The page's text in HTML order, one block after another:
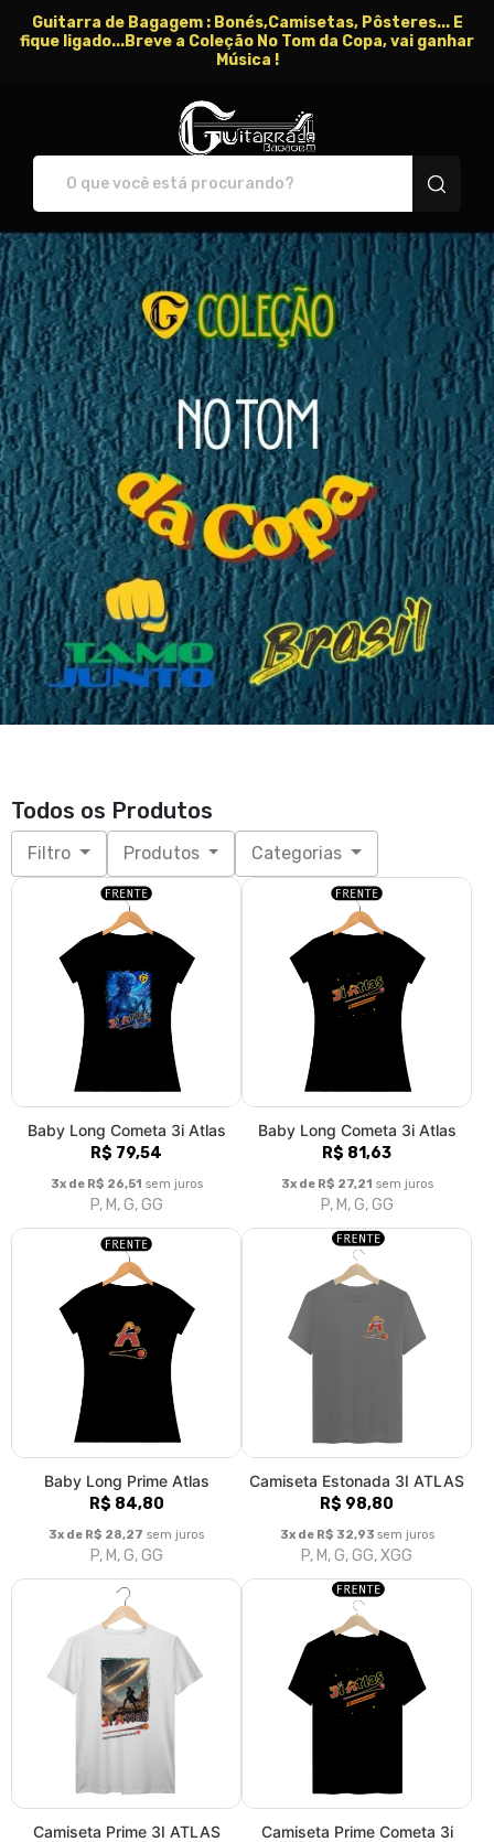
Guitarra de Bagagem : Bonés,Camisetas, Pôsteres... E
fique ligado...Breve a Coleção No Tom da Copa, vai ganhar
Música !
Todos os Produtos
Filtro Produtos Categorias
Baby Long Cometa 3i Atlas
R$ 79,54
3x de R$ 26,51 sem juros
P, M, G, GG
Baby Long Cometa 3i Atlas
R$ 81,63
3x de R$ 27,21 sem juros
P, M, G, GG
Baby Long Prime Atlas
R$ 84,80
3x de R$ 28,27 sem juros
P, M, G, GG
Camiseta Estonada 3I ATLAS
R$ 98,80
3x de R$ 32,93 sem juros
P, M, G, GG, XGG
Camiseta Prime 3I ATLAS
Camiseta Prime Cometa 3i